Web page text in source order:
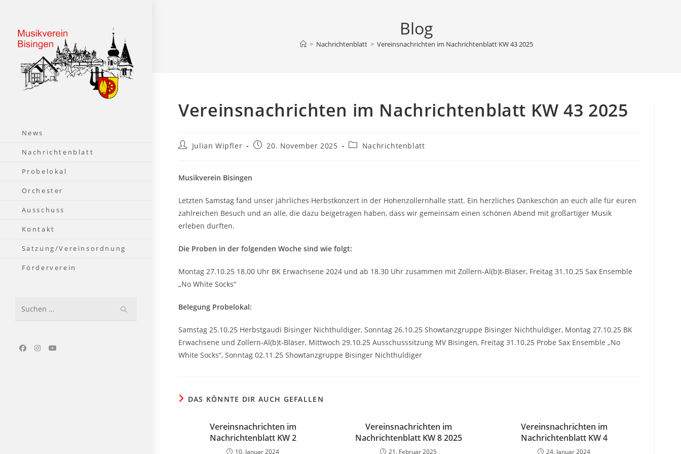
News
Nachrichtenblatt
Probelokal
Orchester
Ausschuss
Kontakt
Satzung/Vereinsordnung
Förderverein
Blog
> Nachrichtenblatt > Vereinsnachrichten im Nachrichtenblatt KW 43 2025
Vereinsnachrichten im Nachrichtenblatt KW 43 2025
Beitrags-
Julian Wipfler
Beitrag20. November 2025
Beitrags-
Nachrichtenblatt
Musikverein Bisingen
Letzten Samstag fand unser jährliches Herbstkonzert in der Hohenzollernhalle statt. Ein herzliches Dankeschön an euch alle für euren
zahlreichen Besuch und an alle, die dazu beigetragen haben, dass wir gemeinsam einen schönen Abend mit großartiger Musik
erleben durften.
Die Proben in der folgenden Woche sind wie folgt:
Montag 27.10.25 18.00 Uhr BK Erwachsene 2024 und ab 18.30 Uhr zusammen mit Zollern-Al(b)t-Bläser, Freitag 31.10.25 Sax Ensemble
„No White Socks“
Belegung Probelokal:
Samstag 25.10.25 Herbstgaudi Bisinger Nichthuldiger, Sonntag 26.10.25 Showtanzgruppe Bisinger Nichthuldiger, Montag 27.10.25 BK
Erwachsene und Zollern-Al(b)t-Bläser, Mittwoch 29.10.25 Ausschusssitzung MV Bisingen, Freitag 31.10.25 Probe Sax Ensemble „No
White Socks“, Sonntag 02.11.25 Showtanzgruppe Bisinger Nichthuldiger
DAS KÖNNTE DIR AUCH GEFALLEN
Vereinsnachrichten im
Nachrichtenblatt KW 2
10. Januar 2024
Vereinsnachrichten im
Nachrichtenblatt KW 8 2025
21. Februar 2025
Vereinsnachrichten im
Nachrichtenblatt KW 4
24. Januar 2024